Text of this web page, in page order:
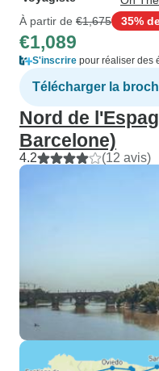
À partir de €1,675 35%
€1,089
S'inscrire pour réaliser des
Télécharger la
Nord de
Barcelone)
4.2 (12 avis)